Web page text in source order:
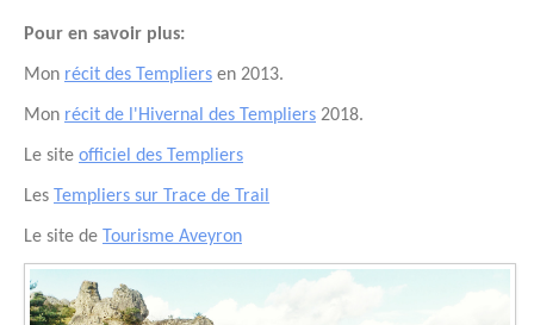
Pour en savoir plus:
Mon récit des Templiers en 2013.
Mon récit de l'Hivernal des Templiers 2018.
Le site officiel des Templiers
Les Templiers sur Trace de Trail
Le site de Tourisme Aveyron